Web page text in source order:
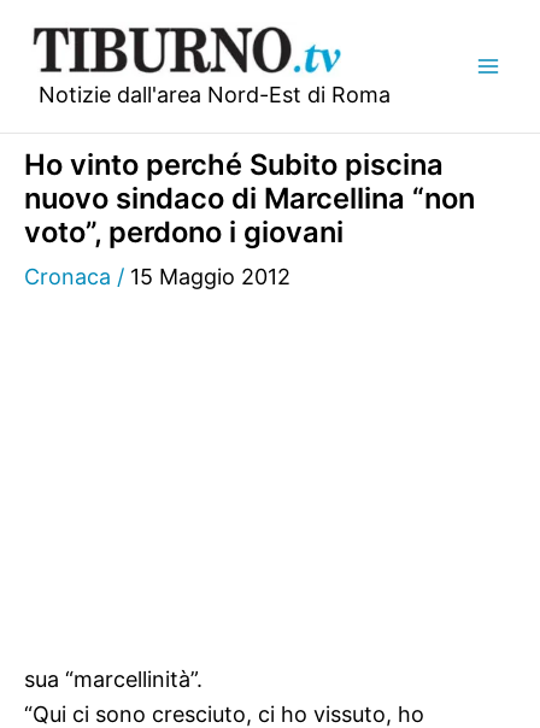
contenuto
Notizie dall'area Nord-Est di Roma
Ho vinto perché Subito piscina
nuovo sindaco di Marcellina “non
voto”, perdono i giovani
Cronaca / 15 Maggio 2012
sua “marcellinità”.
“Qui ci sono cresciuto, ci ho vissuto, ho